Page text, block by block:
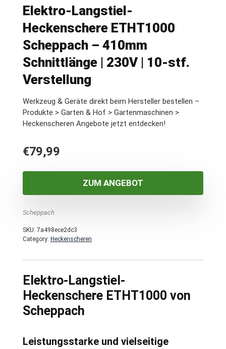
Elektro-Langstiel-
Heckenschere ETHT1000
Scheppach – 410mm
Schnittlänge | 230V | 10-stf.
Verstellung
Werkzeug & Geräte direkt beim Hersteller bestellen –
Produkte > Garten & Hof > Gartenmaschinen >
Heckenscheren Angebote jetzt entdecken!
€79,99
ZUM ANGEBOT
Scheppach
SKU: 7a498ece2dc3
Category: Heckenscheren
Elektro-Langstiel-
Heckenschere ETHT1000 von
Scheppach
Leistungsstarke und vielseitige